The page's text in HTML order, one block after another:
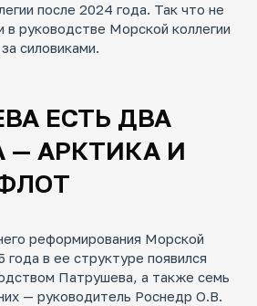
после 2024 года. Так что не
в руководстве Морской коллегии
силовиками.
ЕСТЬ ДВА
АРКТИКА И
реформирования Морской
года в ее структуре появился
Патрушева, а также семь
— руководитель Роснедр О.В.